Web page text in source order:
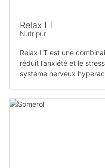
Relax LT
Nutripur
Relax LT est une
réduit l’anxiété et le
système nerveux